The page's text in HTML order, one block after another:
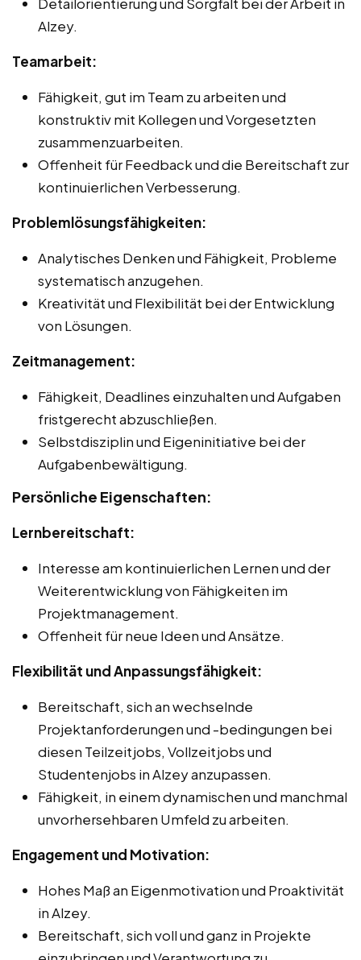
Alzey.
Teamarbeit:
Fähigkeit, gut im Team zu arbeiten und
konstruktiv mit Kollegen und Vorgesetzten
zusammenzuarbeiten.
Offenheit für Feedback und die Bereitschaft zur
kontinuierlichen Verbesserung.
Problemlösungsfähigkeiten:
Analytisches Denken und Fähigkeit, Probleme
systematisch anzugehen.
Kreativität und Flexibilität bei der Entwicklung
von Lösungen.
Zeitmanagement:
Fähigkeit, Deadlines einzuhalten und Aufgaben
fristgerecht abzuschließen.
Selbstdisziplin und Eigeninitiative bei der
Aufgabenbewältigung.
Persönliche Eigenschaften:
Lernbereitschaft:
Interesse am kontinuierlichen Lernen und der
Weiterentwicklung von Fähigkeiten im
Projektmanagement.
Offenheit für neue Ideen und Ansätze.
Flexibilität und Anpassungsfähigkeit:
Bereitschaft, sich an wechselnde
Projektanforderungen und -bedingungen bei
diesen Teilzeitjobs, Vollzeitjobs und
Studentenjobs in Alzey anzupassen.
Fähigkeit, in einem dynamischen und manchmal
unvorhersehbaren Umfeld zu arbeiten.
Engagement und Motivation:
Hohes Maß an Eigenmotivation und Proaktivität
in Alzey.
Bereitschaft, sich voll und ganz in Projekte